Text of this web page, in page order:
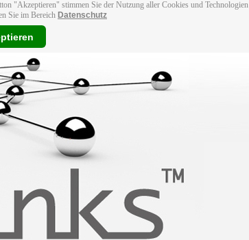
"Akzeptieren" stimmen Sie der Nutzung aller Cookies und Technologien
Sie im Bereich Datenschutz